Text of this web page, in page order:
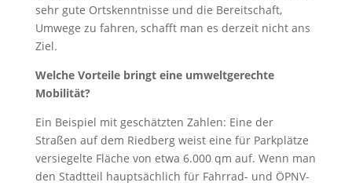
sehr gute Ortskenntnisse und die Bereitschaft,
Umwege zu fahren, schafft man es derzeit nicht ans
Ziel.
Welche Vorteile bringt eine umweltgerechte
Mobilität?
Ein Beispiel mit geschätzten Zahlen: Eine der
Straßen auf dem Riedberg weist eine für Parkplätze
versiegelte Fläche von etwa 6.000 qm auf. Wenn man
den Stadtteil hauptsächlich für Fahrrad- und ÖPNV-